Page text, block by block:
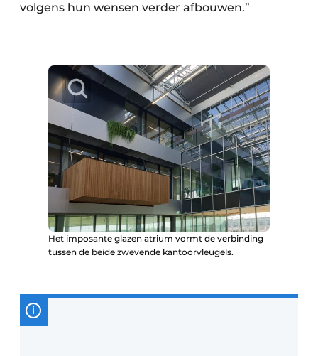
volgens hun wensen verder afbouwen.”
Het imposante glazen atrium vormt de verbinding
tussen de beide zwevende kantoorvleugels.